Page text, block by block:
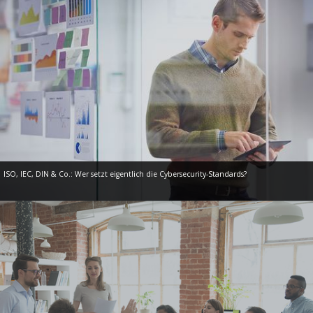
ISO, IEC, DIN & Co.: Wer setzt eigentlich die Cybersecurity-Standards?